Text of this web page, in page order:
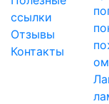
ссылки
Отзывы
Контакты